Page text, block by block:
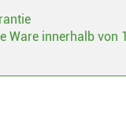
Ware innerhalb von